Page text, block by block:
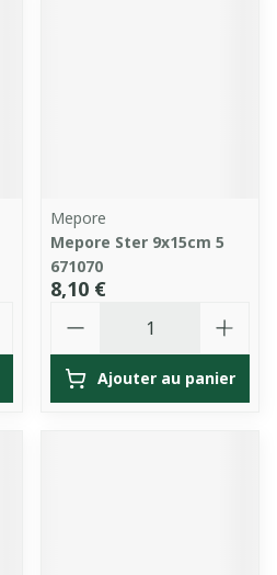
Mepore
Mepore Ster 9x15cm 5
671070
8,10 €
Ajouter au panier